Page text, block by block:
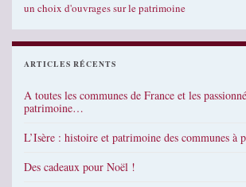
un choix d'ouvrages sur le patrimoine
ARTICLES RÉCENTS
A toutes les communes de France et les
patrimoine…
L’Isère : histoire et patrimoine des communes à
Des cadeaux pour Noël !